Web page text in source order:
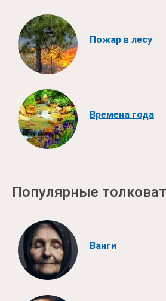
Пожар в лесу
Времена года
Популярные
Ванги